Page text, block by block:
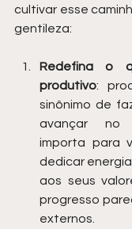
cultivar esse
gentileza:
Redefina o
produtivo:
sinônimo de
avançar no
importa para
dedicar
aos seus
progresso
externos.